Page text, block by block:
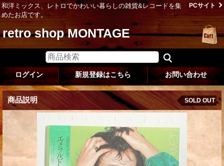
和洋ミックス、レトロでかわいい暮らしの雑貨&レコードを集
めたお店です。
PCサイト
retro shop MONTAGE
ログイン 新規登録はこちら お問い合わせ
商品説明 SOLD OUT